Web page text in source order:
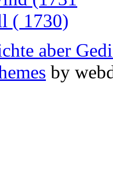
( 1730)
aber
by